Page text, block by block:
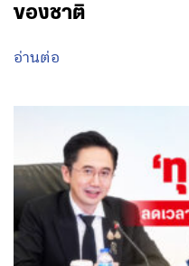
ของชาติ
อ่านต่อ